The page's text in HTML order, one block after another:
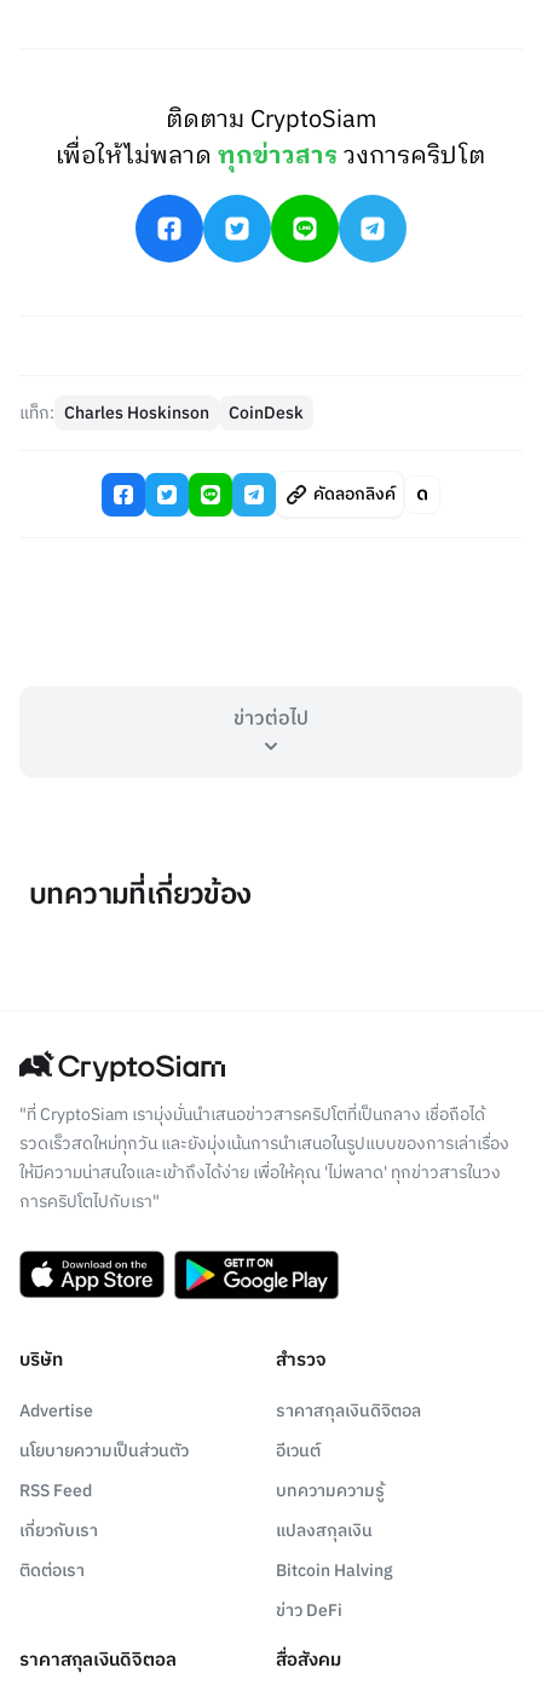
ติดตาม CryptoSiam
เพื่อให้ไม่พลาดทุกข่าวสารวงการคริปโต
แท็ก: Charles Hoskinson CoinDesk
คัดลอกลิงค์
ข่าวต่อไป
บทความที่เกี่ยวข้อง
"ที่ CryptoSiam เรามุ่งมั่นนำเสนอข่าวสารคริปโตที่เป็นกลาง เชื่อถือได้
รวดเร็วสดใหม่ทุกวัน และยังมุ่งเน้นการนำเสนอในรูปแบบของการเล่าเรื่อง
ให้มีความน่าสนใจและเข้าถึงได้ง่าย เพื่อให้คุณ 'ไม่พลาด' ทุกข่าวสารในวง
การคริปโตไปกับเรา"
บริษัท
Advertise
นโยบายความเป็นส่วนตัว
RSS Feed
เกี่ยวกับเรา
ติดต่อเรา
สำรวจ
ราคาสกุลเงินดิจิตอล
อีเวนต์
บทความความรู้
แปลงสกุลเงิน
Bitcoin Halving
ข่าว DeFi
ราคาสกุลเงินดิจิตอล สื่อสังคม